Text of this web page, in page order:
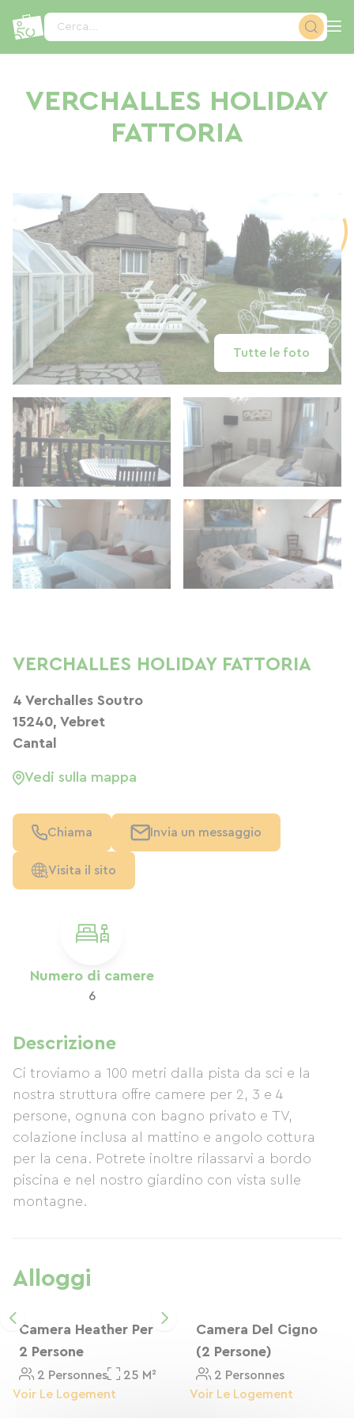
Cerca...
VERCHALLES HOLIDAY
FATTORIA
Tutte le foto
Numero di camere
6
Descrizione
Ci troviamo a 100 metri dalla pista da sci e la
nostra struttura offre camere per 2, 3 e 4
persone, ognuna con bagno privato e TV,
colazione inclusa al mattino e angolo cottura
per la cena. Potrete inoltre rilassarvi a bordo
piscina e nel nostro giardino con vista sulle
montagne.
Alloggi
Camera Heather Per
2 Persone
2 Personnes
25 M²
Voir Le Logement
Camera Del Cigno
(2 Persone)
2 Personnes
Voir Le Logement
VERCHALLES HOLIDAY FATTORIA
4 Verchalles Soutro
15240, Vebret
Cantal
Vedi sulla mappa
Chiama Invia un messaggio
Visita il sito
Pannello di gestione dei cookies